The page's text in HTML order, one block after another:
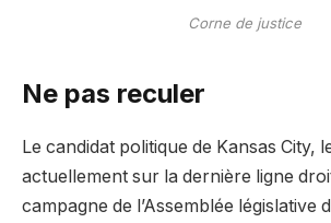
Corne de justice
Ne pas reculer
Le candidat politique de Kansas City,
actuellement sur la dernière ligne
campagne de l’Assemblée législative